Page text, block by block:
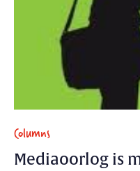
Columns
Mediaoorlog is